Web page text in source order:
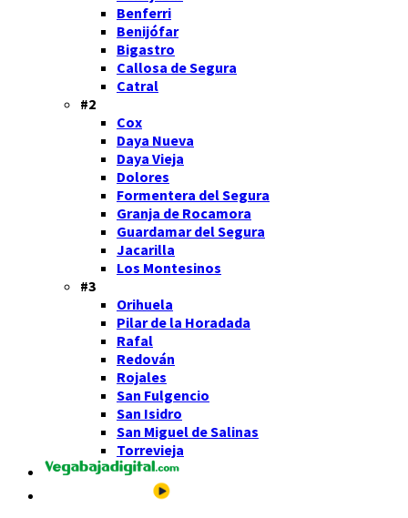
Benferri
Benijófar
Bigastro
Callosa de Segura
Catral
#2
Cox
Daya Nueva
Daya Vieja
Dolores
Formentera del Segura
Granja de Rocamora
Guardamar del Segura
Jacarilla
Los Montesinos
#3
Orihuela
Pilar de la Horadada
Rafal
Redován
Rojales
San Fulgencio
San Isidro
San Miguel de Salinas
Torrevieja